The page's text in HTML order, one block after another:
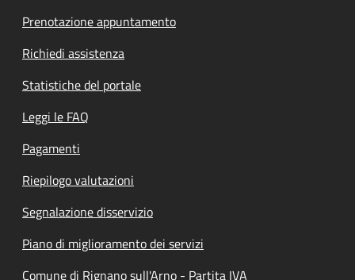
Prenotazione appuntamento
Richiedi assistenza
Statistiche del portale
Leggi le FAQ
Pagamenti
Riepilogo valutazioni
Segnalazione disservizio
Piano di miglioramento dei servizi
Comune di Rignano sull'Arno - Partita IVA